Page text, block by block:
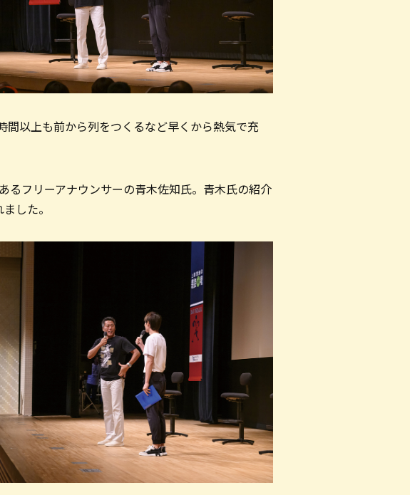
以上も前から列をつくるなど早くから熱気で充
るフリーアナウンサーの青木佐知氏。青木氏の紹介
した。